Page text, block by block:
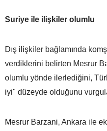
Suriye ile ilişkiler olumlu
Dış ilişkiler bağlamında
verdiklerini belirten Mesrur
olumlu yönde ilerlediğini,
iyi" düzeyde olduğunu
Mesrur Barzani, Ankara ile